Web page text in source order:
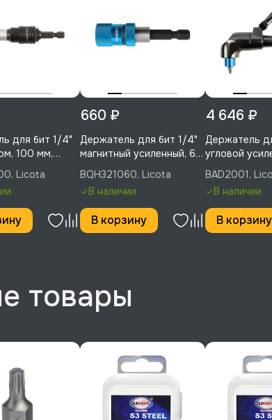
для бит 1/4"
100 мм,
Licota
660 ₽
Держатель для бит 1/4"
магнитный усиленный, 60
мм, Licota, BQH321060
BQH321060, Licota
В наличии
В корзину
4 646 ₽
Держатель
угловой
Licota,
BAD2001,
В наличии
В корзину